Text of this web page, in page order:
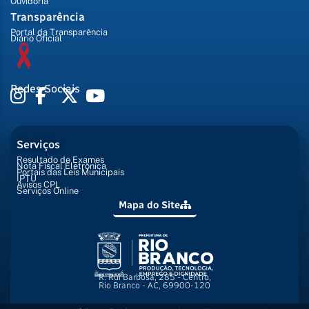
Transparência
Portal da Transparência
Diário Oficial
Redes Sociais
Serviços
Resultado de Exames
Nota Fiscal Eletrônica
Portais das Leis Municipais
IPTU
Avisos CPL
Serviços Online
Mapa do Site
R. Rui Barbosa, 285 - Centro,
Rio Branco - AC, 69900-120